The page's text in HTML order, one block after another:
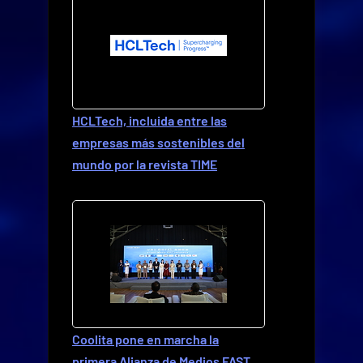
HCLTech, incluida entre las
empresas más sostenibles del
mundo por la revista TIME
Coolita pone en marcha la